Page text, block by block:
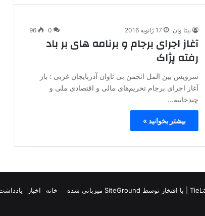
بیتا وان 17 ژانویه 2016 0
96
آغاز اجرای برجام و برنامه های بر باد
رفته پژاک
سرویس بین المل انجمن بی تاوان آذربایجان غربی : باز
آغاز اجرای برجام تحریم‌های مالی و اقتصادی ملی و
چندجانبه…
بیشتر بخوانید »
| با افتخار توسط SiteGround میزبانی شده خانه اخبار